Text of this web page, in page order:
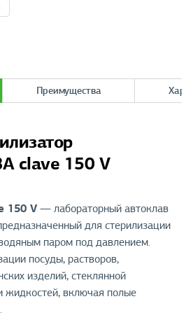
Преимущества
clave 150 V
150 V — лабораторный автоклав
для стерилизации
паром под давлением.
посуды, растворов,
изделий, стеклянной
жидкостей, включая полые